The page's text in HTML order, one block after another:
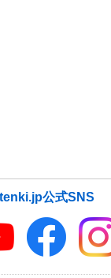
tenki.jp公式SNS